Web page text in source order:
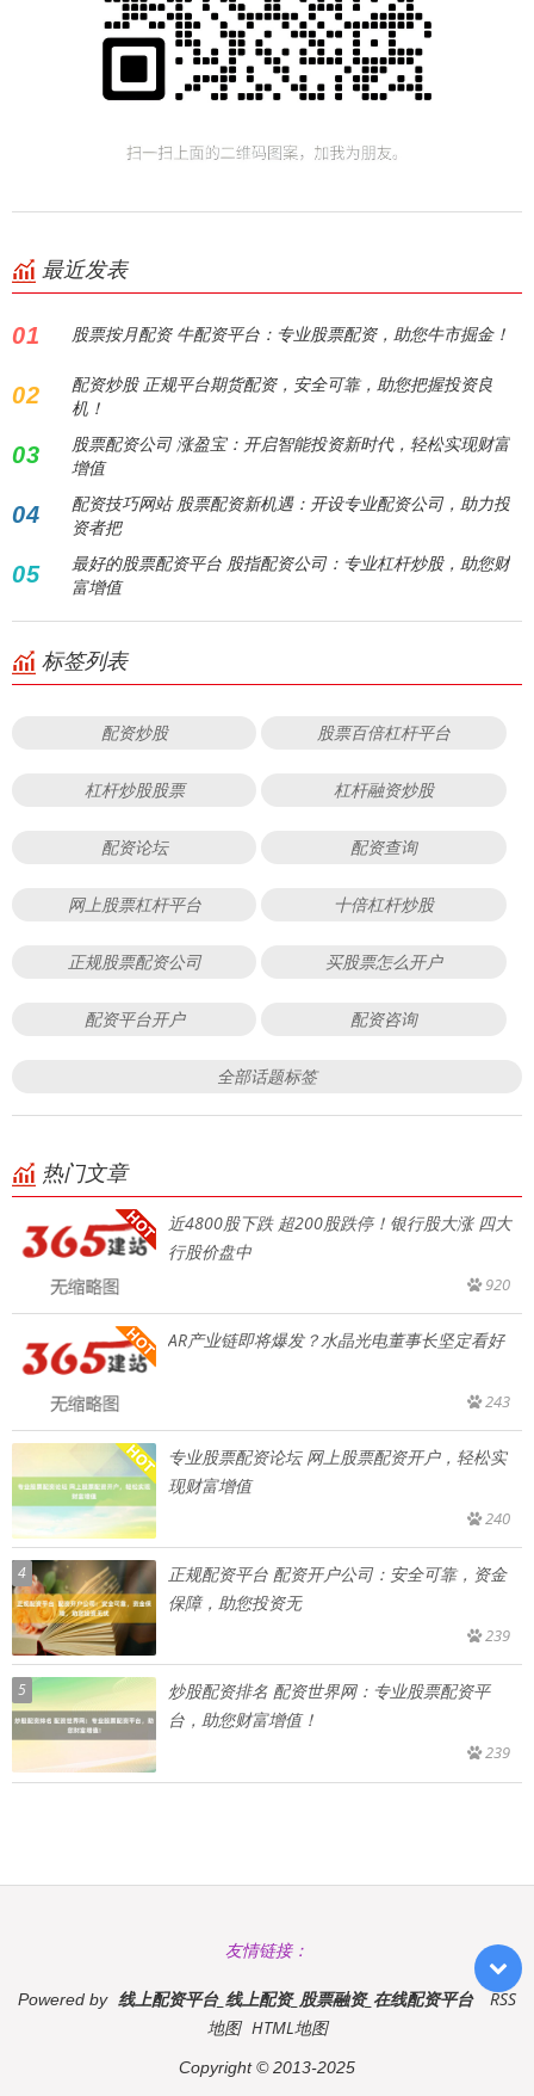
最近发表
01 股票按月配资 牛配资平台：专业股票配资，助您牛市掘金！
02
配资炒股 正规平台期货配资，安全可靠，助您把握投资良
机！
03
股票配资公司 涨盈宝：开启智能投资新时代，轻松实现财富
增值
04
配资技巧网站 股票配资新机遇：开设专业配资公司，助力投
资者把
05
最好的股票配资平台 股指配资公司：专业杠杆炒股，助您财
富增值
标签列表
配资炒股 股票百倍杠杆平台
杠杆炒股股票 杠杆融资炒股
配资论坛 配资查询
网上股票杠杆平台 十倍杠杆炒股
正规股票配资公司 买股票怎么开户
配资平台开户 配资咨询
全部话题标签
热门文章
近4800股下跌 超200股跌停！银行股大涨 四大
行股价盘中
920
AR产业链即将爆发？水晶光电董事长坚定看好
243
专业股票配资论坛 网上股票配资开户，轻松实
现财富增值
240
4
正规配资平台 配资开户公司：安全可靠，资金
保障，助您投资无
239
5
炒股配资排名 配资世界网：专业股票配资平
台，助您财富增值！
239
友情链接：
Powered by 线上配资平台_线上配资_股票融资_在线配资平台
RSS
地图 HTML地图
Copyright© 2013-2025